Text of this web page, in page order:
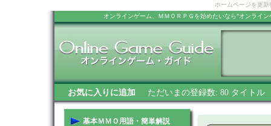
ホームページを更
オンラインゲーム、ＭＭＯＲＰＧを始めたいなら”オンライ
お気に入りに追加 ただいまの登録数: 80 タイトル
基本ＭＭＯ用語・簡単解説